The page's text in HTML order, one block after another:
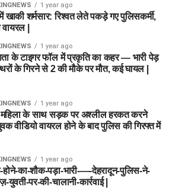
1 year ago
खाकी शर्मसार: रिश्वत लेते पकड़े गए पुलिसकर्मी,
वायरल |
1 year ago
के टाइगर फॉल में प्रकृति का कहर — भारी पेड़
के गिरने से 2 की मौके पर मौत, कई घायल |
1 year ago
महिला के साथ सड़क पर अश्लील हरकत करने
वीडियो वायरल होने के बाद पुलिस की गिरफ्त में
1 year ago
होने-का-शौक-पड़ा-भारी-—-देहरादून-पुलिस-ने-
युवती-पर-की-चालानी-कार्रवाई |